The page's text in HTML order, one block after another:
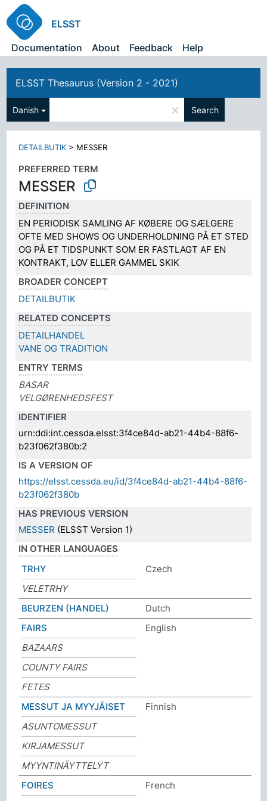
ELSST
Documentation
About Feedback Help
ELSST Thesaurus (Version 2 - 2021)
Danish × Search
DETAILBUTIK > MESSER
PREFERRED TERM
MESSER
DEFINITION
EN PERIODISK SAMLING AF KØBERE OG SÆLGERE
OFTE MED SHOWS OG UNDERHOLDNING PÅ ET STED
OG PÅ ET TIDSPUNKT SOM ER FASTLAGT AF EN
KONTRAKT, LOV ELLER GAMMEL SKIK
BROADER CONCEPT
DETAILBUTIK
RELATED CONCEPTS
DETAILHANDEL
VANE OG TRADITION
ENTRY TERMS
BASAR
VELGØRENHEDSFEST
IDENTIFIER
urn:ddi:int.cessda.elsst:3f4ce84d-ab21-44b4-88f6-
b23f062f380b:2
IS A VERSION OF
https://elsst.cessda.eu/id/3f4ce84d-ab21-44b4-88f6-
b23f062f380b
HAS PREVIOUS VERSION
MESSER (ELSST Version 1)
IN OTHER LANGUAGES
TRHY
Czech
VELETRHY
BEURZEN (HANDEL)
Dutch
FAIRS
English
BAZAARS
COUNTY FAIRS
FETES
MESSUT JA MYYJÄISET
Finnish
ASUNTOMESSUT
KIRJAMESSUT
MYYNTINÄYTTELYT
FOIRES
French